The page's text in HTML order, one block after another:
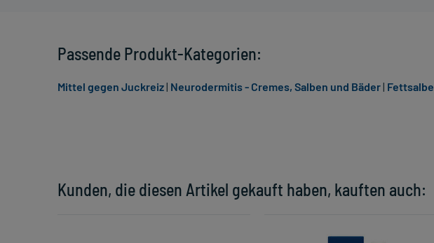
Kunden, die diesen Artikel gekauft haben, kauften auch:
Passende Produkt-Kategorien:
Mittel gegen Juckreiz| Neurodermitis - Cremes, Salben und Bäder| Fettsalbe